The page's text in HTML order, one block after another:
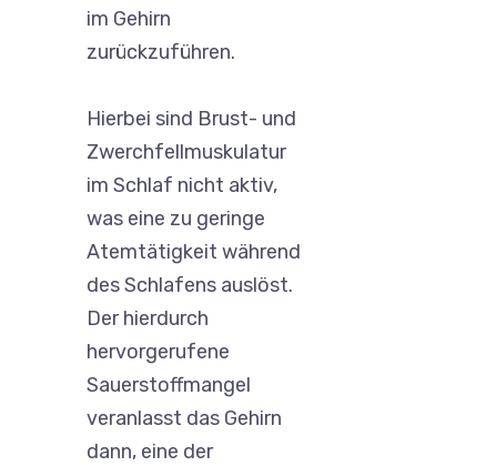
im Gehirn
zurückzuführen.
Hierbei sind Brust- und
Zwerchfellmuskulatur
im Schlaf nicht aktiv,
was eine zu geringe
Atemtätigkeit während
des Schlafens auslöst.
Der hierdurch
hervorgerufene
Sauerstoffmangel
veranlasst das Gehirn
dann, eine der